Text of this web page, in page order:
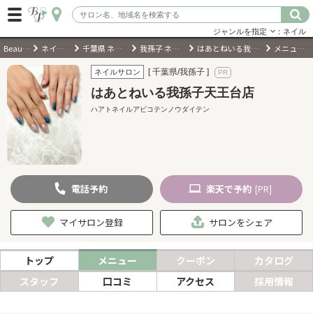
ログイン
会員登録（無料）
キーワード検索
ジャンルを選択
近くのサロンを探す
ジャンルを指定 ：ネイル
BeautyPark ネイルサロン 千葉県 ネイルサロン 我孫子 ネイルサロン はあとねいる我孫子天王台店 メニュー・料金
ネイルサロン [ 千葉県/我孫子 ]
はあとねいる我孫子天王台店
ハアトネイルアビコテンノウダイテン
電話予約 楽天で予約 [PR]
マイサロン登録 サロンをシェア
トップ メニュー クーポン
カタログ
スタッフ
口コミ アクセス 採用情報